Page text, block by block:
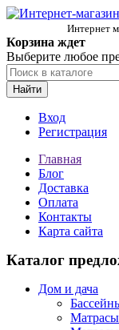
Интернет
Корзина ждет
Выберите любое
Найти
Вход
Регистрация
Главная
Блог
Доставка
Оплата
Контакты
Карта сайта
Каталог
Дом и дача